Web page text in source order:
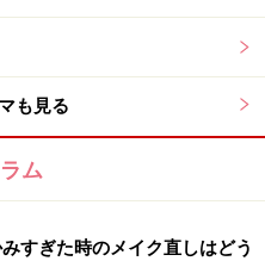
も見る
ム
すぎた時のメイク直しはどう